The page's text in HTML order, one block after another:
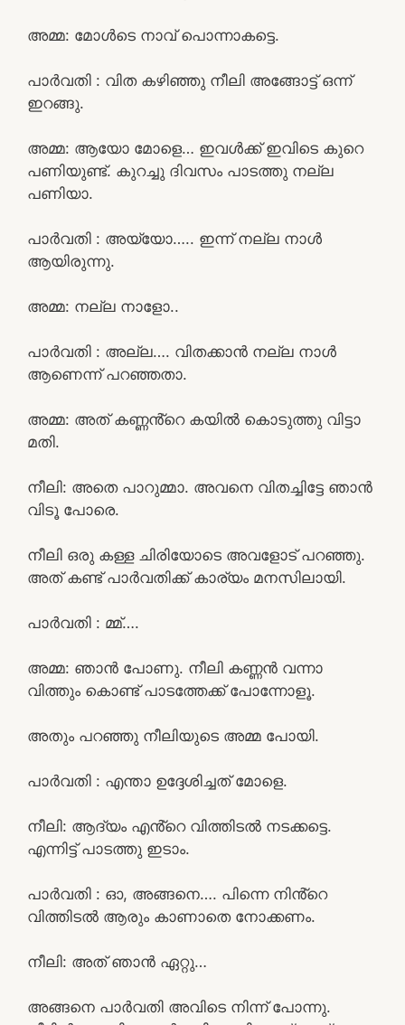
അമ്മ: മോൾടെ നാവ് പൊന്നാകട്ടെ.
പാർവതി : വിത കഴിഞ്ഞു നീലി അങ്ങോട്ട് ഒന്ന്
ഇറങ്ങു.
അമ്മ: ആയോ മോളെ… ഇവൾക്ക് ഇവിടെ കുറെ
പണിയുണ്ട്. കുറച്ചു ദിവസം പാടത്തു നല്ല
പണിയാ.
പാർവതി : അയ്യോ….. ഇന്ന് നല്ല നാൾ
ആയിരുന്നു.
അമ്മ: നല്ല നാളോ..
പാർവതി : അല്ല…. വിതക്കാൻ നല്ല നാൾ
ആണെന്ന് പറഞ്ഞതാ.
അമ്മ: അത് കണ്ണൻ്റെ കയിൽ കൊടുത്തു വിട്ടാ
മതി.
നീലി: അതെ പാറുമ്മാ. അവനെ വിതച്ചിട്ടേ ഞാൻ
വിടൂ പോരെ.
നീലി ഒരു കള്ള ചിരിയോടെ അവളോട്‌ പറഞ്ഞു.
അത് കണ്ട് പാർവതിക്ക് കാര്യം മനസിലായി.
പാർവതി : മ്മ്….
അമ്മ: ഞാൻ പോണു. നീലി കണ്ണൻ വന്നാ
വിത്തും കൊണ്ട് പാടത്തേക്ക് പോന്നോളൂ.
അതും പറഞ്ഞു നീലിയുടെ അമ്മ പോയി.
പാർവതി : എന്താ ഉദ്ദേശിച്ചത് മോളെ.
നീലി: ആദ്യം എൻ്റെ വിത്തിടൽ നടക്കട്ടെ.
എന്നിട്ട് പാടത്തു ഇടാം.
പാർവതി : ഓ, അങ്ങനെ…. പിന്നെ നിൻ്റെ
വിത്തിടൽ ആരും കാണാതെ നോക്കണം.
നീലി: അത് ഞാൻ ഏറ്റു…
അങ്ങനെ പാർവതി അവിടെ നിന്ന് പോന്നു.